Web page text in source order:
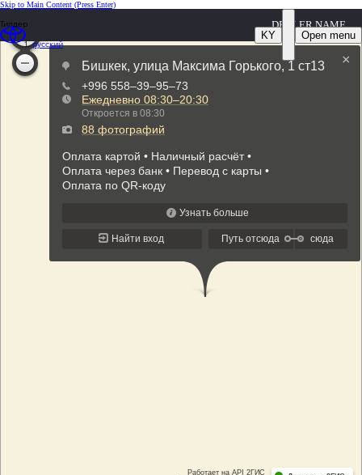
Skip to Main Content (Press Enter)
DEALER NAME
KY
Тилдер
русский
Open menu